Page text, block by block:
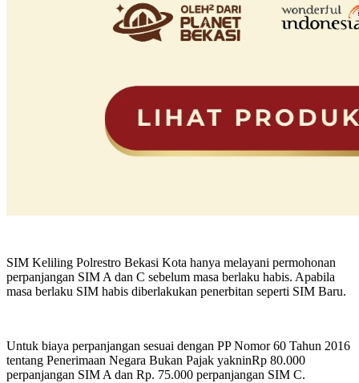
SIM Keliling Polrestro Bekasi Kota hanya melayani permohonan
perpanjangan SIM A dan C sebelum masa berlaku habis. Apabila
masa berlaku SIM habis diberlakukan penerbitan seperti SIM Baru.
Untuk biaya perpanjangan sesuai dengan PP Nomor 60 Tahun 2016
tentang Penerimaan Negara Bukan Pajak yakninRp 80.000
perpanjangan SIM A dan Rp. 75.000 perpanjangan SIM C.